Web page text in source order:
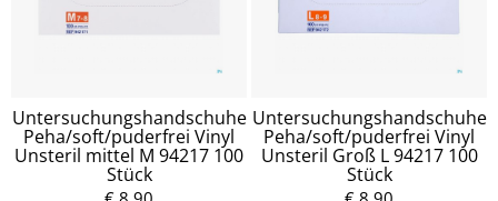
Untersuchungshandschuhe
Peha/soft/puderfrei Vinyl
Unsteril mittel M 94217 100
Stück
Untersuchungshandschuhe
Peha/soft/puderfrei Vinyl
Unsteril Groß L 94217 100
Stück